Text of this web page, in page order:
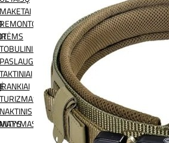
MAKETAI
TOBULINIMO
PASLAUGOS
TAKTINIAI
TURIZMAS
NAKTINIS